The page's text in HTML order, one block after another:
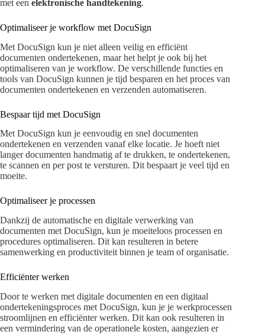
met een elektronische handtekening.
Optimaliseer je workflow met DocuSign
Met DocuSign kun je niet alleen veilig en efficiënt
documenten ondertekenen, maar het helpt je ook bij het
optimaliseren van je workflow. De verschillende functies en
tools van DocuSign kunnen je tijd besparen en het proces van
documenten ondertekenen en verzenden automatiseren.
Bespaar tijd met DocuSign
Met DocuSign kun je eenvoudig en snel documenten
ondertekenen en verzenden vanaf elke locatie. Je hoeft niet
langer documenten handmatig af te drukken, te ondertekenen,
te scannen en per post te versturen. Dit bespaart je veel tijd en
moeite.
Optimaliseer je processen
Dankzij de automatische en digitale verwerking van
documenten met DocuSign, kun je moeiteloos processen en
procedures optimaliseren. Dit kan resulteren in betere
samenwerking en productiviteit binnen je team of organisatie.
Efficiënter werken
Door te werken met digitale documenten en een digitaal
ondertekeningsproces met DocuSign, kun je je werkprocessen
stroomlijnen en efficiënter werken. Dit kan ook resulteren in
een vermindering van de operationele kosten, aangezien er